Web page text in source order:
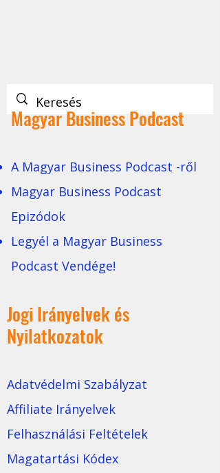
Magyar Business Podcast
A Magyar Business Podcast -ről
Magyar Business Podcast
Epizódok
Legyél a Magyar Business
Podcast Vendége!
Jogi Irányelvek és
Nyilatkozatok
Adatvédelmi Szabályzat
Affiliate Irányelvek
Felhasználási Feltételek
Magatartási Kódex